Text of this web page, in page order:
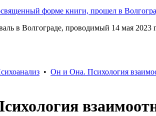
форме книги, прошел в
в Волгограде, проводимый 14 мая
• Он и Она. Психология